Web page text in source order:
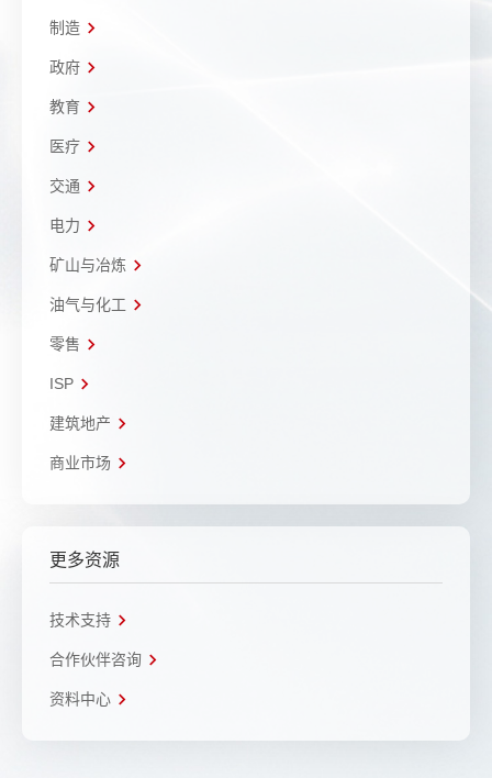
制造
政府
教育
医疗
交通
电力
矿山与冶炼
油气与化工
零售
ISP
建筑地产
商业市场
更多资源
技术支持
合作伙伴咨询
资料中心